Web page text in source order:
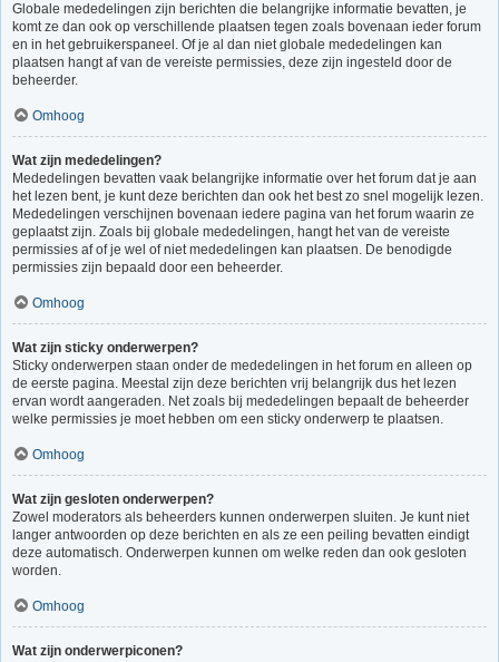
Globale mededelingen zijn berichten die belangrijke informatie bevatten, je
komt ze dan ook op verschillende plaatsen tegen zoals bovenaan ieder forum
en in het gebruikerspaneel. Of je al dan niet globale mededelingen kan
plaatsen hangt af van de vereiste permissies, deze zijn ingesteld door de
beheerder.
Omhoog
Wat zijn mededelingen?
Mededelingen bevatten vaak belangrijke informatie over het forum dat je aan
het lezen bent, je kunt deze berichten dan ook het best zo snel mogelijk lezen.
Mededelingen verschijnen bovenaan iedere pagina van het forum waarin ze
geplaatst zijn. Zoals bij globale mededelingen, hangt het van de vereiste
permissies af of je wel of niet mededelingen kan plaatsen. De benodigde
permissies zijn bepaald door een beheerder.
Omhoog
Wat zijn sticky onderwerpen?
Sticky onderwerpen staan onder de mededelingen in het forum en alleen op
de eerste pagina. Meestal zijn deze berichten vrij belangrijk dus het lezen
ervan wordt aangeraden. Net zoals bij mededelingen bepaalt de beheerder
welke permissies je moet hebben om een sticky onderwerp te plaatsen.
Omhoog
Wat zijn gesloten onderwerpen?
Zowel moderators als beheerders kunnen onderwerpen sluiten. Je kunt niet
langer antwoorden op deze berichten en als ze een peiling bevatten eindigt
deze automatisch. Onderwerpen kunnen om welke reden dan ook gesloten
worden.
Omhoog
Wat zijn onderwerpiconen?